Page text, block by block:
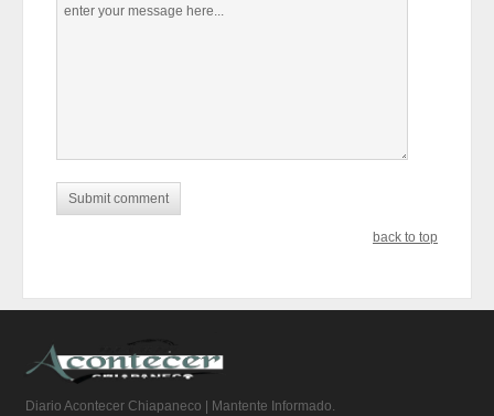
back to top
Diario Acontecer Chiapaneco | Mantente Informado.